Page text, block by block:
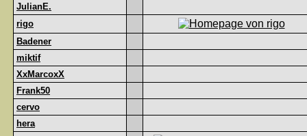
JulianE.
rigo
Badener
miktif
XxMarcoxX
Frank50
cervo
hera